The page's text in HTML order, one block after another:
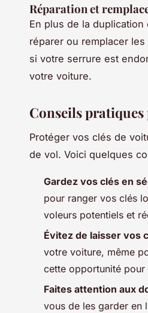
Réparation et
En plus de la
réparer ou remplacer
si votre serrure est
votre voiture.
Conseils
Protéger vos clés de
de vol. Voici quelques
Gardez vos clés en
pour ranger vos clés
voleurs potentiels et
Évitez de laisser vos
votre voiture, même
cette opportunité
Faites attention aux
vous de les garder en